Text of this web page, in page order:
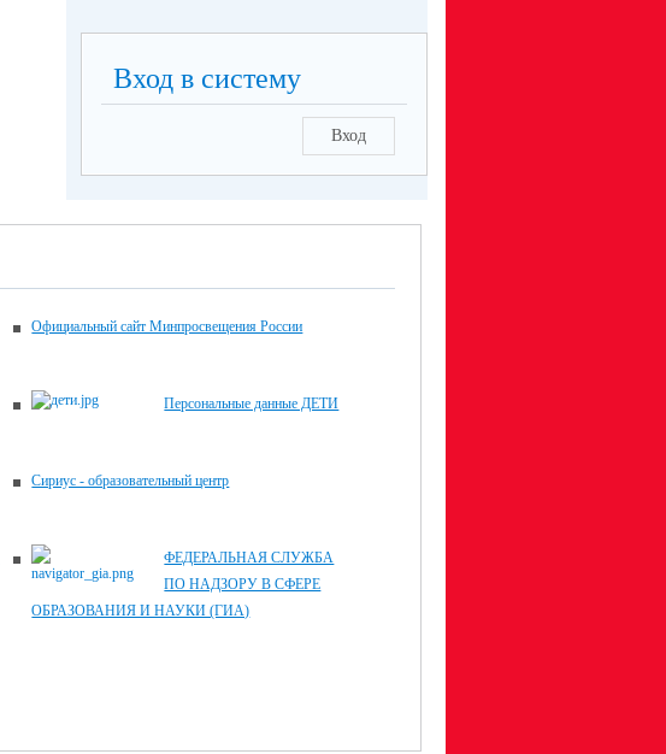
Вход в систему
Вход
Официальный сайт Минпросвещения России
Персональные данные ДЕТИ
Сириус - образовательный центр
ФЕДЕРАЛЬНАЯ СЛУЖБА
ПО НАДЗОРУ В СФЕРЕ
ОБРАЗОВАНИЯ И НАУКИ (ГИА)